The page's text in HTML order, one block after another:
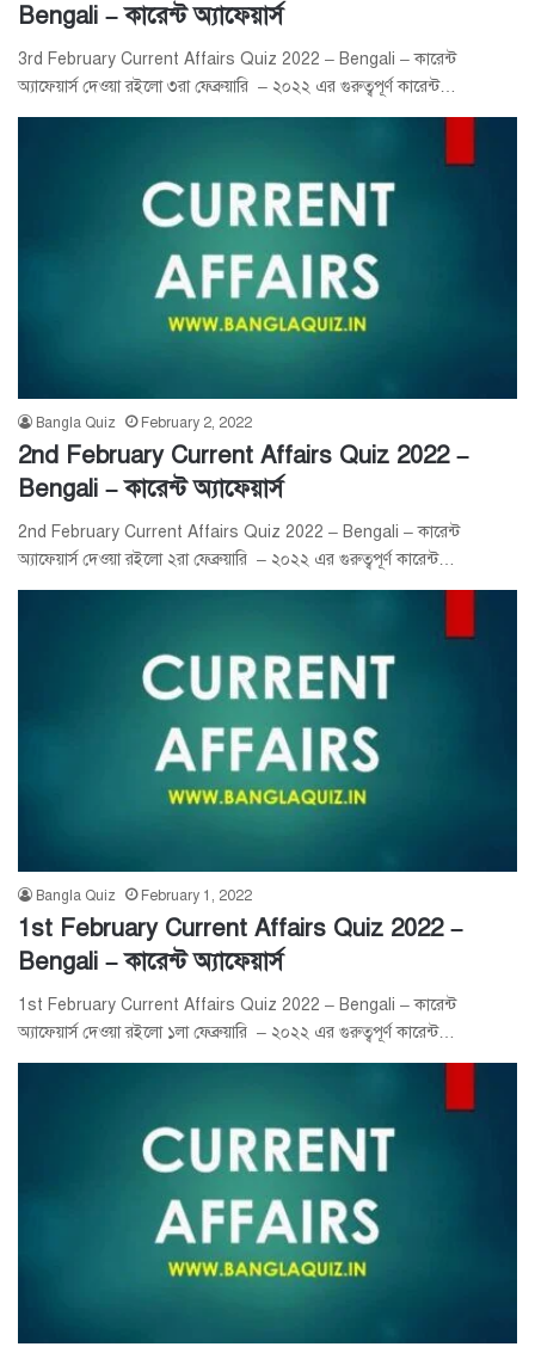
Bengali – কারেন্ট অ্যাফেয়ার্স
3rd February Current Affairs Quiz 2022 – Bengali – কারেন্ট
অ্যাফেয়ার্স দেওয়া রইলো ৩রা ফেব্রুয়ারি – ২০২২ এর গুরুত্বপূর্ণ কারেন্ট…
Bangla Quiz February 2, 2022
2nd February Current Affairs Quiz 2022 –
Bengali – কারেন্ট অ্যাফেয়ার্স
2nd February Current Affairs Quiz 2022 – Bengali – কারেন্ট
অ্যাফেয়ার্স দেওয়া রইলো ২রা ফেব্রুয়ারি – ২০২২ এর গুরুত্বপূর্ণ কারেন্ট…
Bangla Quiz February 1, 2022
1st February Current Affairs Quiz 2022 –
Bengali – কারেন্ট অ্যাফেয়ার্স
1st February Current Affairs Quiz 2022 – Bengali – কারেন্ট
অ্যাফেয়ার্স দেওয়া রইলো ১লা ফেব্রুয়ারি – ২০২২ এর গুরুত্বপূর্ণ কারেন্ট…